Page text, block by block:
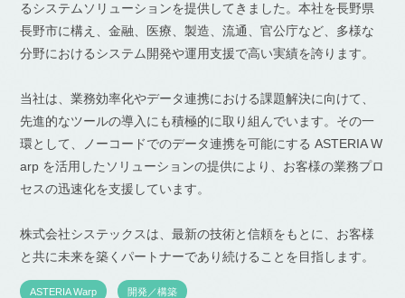
るシステムソリューションを提供してきました。本社を長野県
長野市に構え、金融、医療、製造、流通、官公庁など、多様な
分野におけるシステム開発や運用支援で高い実績を誇ります。
当社は、業務効率化やデータ連携における課題解決に向けて、
先進的なツールの導入にも積極的に取り組んでいます。その一
環として、ノーコードでのデータ連携を可能にする ASTERIA W
arp を活用したソリューションの提供により、お客様の業務プロ
セスの迅速化を支援しています。
株式会社システックスは、最新の技術と信頼をもとに、お客様
と共に未来を築くパートナーであり続けることを目指します。
ASTERIA Warp 開発／構築